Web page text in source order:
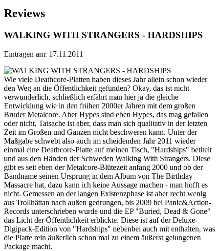
Reviews
WALKING WITH STRANGERS - HARDSHIPS
Eintragen am: 17.11.2011
Wie viele Deathcore-Platten haben dieses Jahr allein schon wieder
den Weg an die Öffentlichkeit gefunden? Okay, das ist nicht
verwunderlich, schließlich erfährt man hier ja die gleiche
Entwicklung wie in den frühen 2000er Jahren mit dem großen
Bruder Metalcore. Aber Hypes sind eben Hypes, das mag gefallen
oder nicht, Tatsache ist aber, dass man sich qualitativ in der letzten
Zeit im Großen und Ganzen nicht beschweren kann. Unter der
Maßgabe schwebt also auch im scheidenden Jahr 2011 wieder
einmal eine Deathcore-Platte auf meinen Tisch, "Hardships" betitelt
und aus den Händen der Schweden Walking With Strangers. Diese
gibt es seit eben der Metalcore-Blütezeit anfang 2000 und ob der
Bandname seinen Ursprung in dem Album von The Birthday
Massacre hat, dazu kann ich keine Aussage machen - man hofft es
nicht. Gemessen an der langen Existenzphase ist aber recht wenig
aus Trollhättan nach außen gedrungen, bis 2009 bei Panic&Action-
Records unterschrieben wurde und die EP "Buried, Dead & Gone"
das Licht der Öffentlichkeit erblickte. Diese ist auf der Deluxe-
Digipack-Edition von "Hardships" nebenbei auch mit enthalten, was
die Platte rein äußerlich schon mal zu einem äußerst gelungenen
Package macht.